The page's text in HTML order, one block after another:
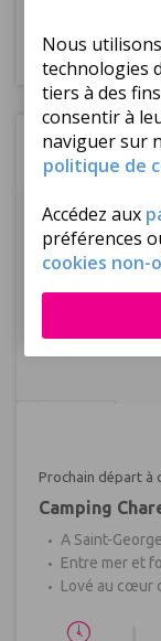
Nous
technologies
tiers à des
consentir à
naviguer sur
politique de
Accédez aux
préférences
cookies non-
Plusieurs durées
de séjour
Nouvelle Aquitaine
Camping
Prochain départ à
Camping
A Saint-
Entre mer et
Lové au cœur